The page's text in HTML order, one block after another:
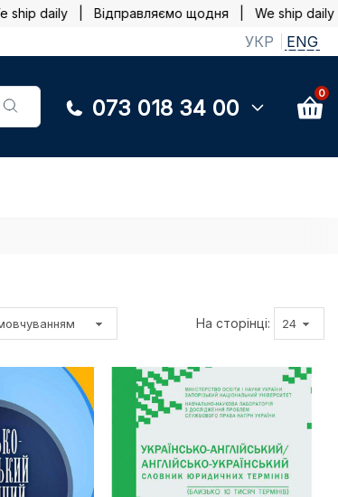
daily |Відправляємо щодня | We ship daily |
УКР ENG
073 018 34 00
0
На сторінці: